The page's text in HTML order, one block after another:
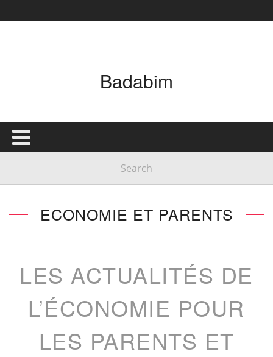
Badabim
ECONOMIE ET PARENTS
LES ACTUALITÉS DE
L’ÉCONOMIE POUR
LES PARENTS ET